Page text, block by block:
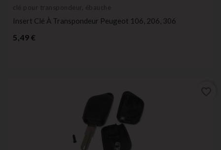
clé pour transpondeur, ébauche
Insert Clé À Transpondeur Peugeot 106, 206, 306
5,49 €